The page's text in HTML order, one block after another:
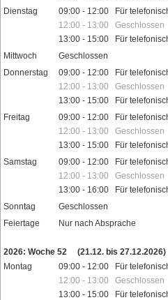
Dienstag
09:00 - 12:00 Für
12:00 - 13:00 Geschlossen
13:00 - 15:00 Für
Mittwoch
Geschlossen
Donnerstag
09:00 - 12:00 Für
12:00 - 13:00 Geschlossen
13:00 - 15:00 Für
Freitag
09:00 - 12:00 Für
12:00 - 13:00 Geschlossen
13:00 - 15:00 Für
Samstag
09:00 - 12:00 Für
12:00 - 13:00 Geschlossen
13:00 - 16:00 Für
Sonntag
Geschlossen
Feiertage
Nur nach Absprache
2026: Woche 52
(21.12. bis 27.12.2026)
Montag
09:00 - 12:00 Für
12:00 - 13:00 Geschlossen
13:00 - 15:00 Für